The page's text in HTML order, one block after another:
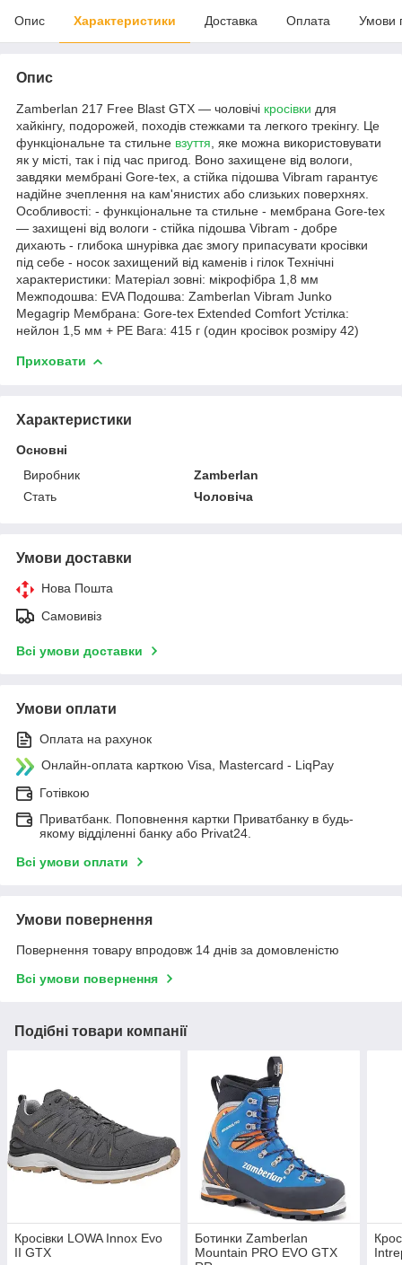
Опис Характеристики Доставка Оплата Умови
Опис
Zamberlan 217 Free Blast GTX — чоловічі кросівки для
хайкінгу, подорожей, походів стежками та легкого трекінгу. Це
функціональне та стильне взуття , яке можна використовувати
як у місті, так і під час пригод. Воно захищене від вологи,
завдяки мембрані Gore-tex, а стійка підошва Vibram гарантує
надійне зчеплення на кам'янистих або слизьких поверхнях.
Особливості: - функціональне та стильне - мембрана Gore-tex
— захищені від вологи - стійка підошва Vibram - добре
дихають - глибока шнурівка дає змогу припасувати кросівки
під себе - носок захищений від каменів і гілок Технічні
характеристики: Матеріал зовні: мікрофібра 1,8 мм
Межподошва: EVA Подошва: Zamberlan Vibram Junko
Megagrip Мембрана: Gore-tex Extended Comfort Устілка:
нейлон 1,5 мм + PE Вага: 415 г (один кросівок розміру 42)
Приховати
Характеристики
Основні
Виробник
Zamberlan
Стать
Чоловіча
Умови доставки
Нова Пошта
Самовивіз
Всі умови доставки
Умови оплати
Оплата на рахунок
Онлайн-оплата карткою Visa, Mastercard - LiqPay
Готівкою
Приватбанк. Поповнення картки Приватбанку в будь-
якому відділенні банку або Privat24.
Всі умови оплати
Умови повернення
Повернення товару впродовж 14 днів за домовленістю
Всі умови повернення
Подібні товари компанії
Кросівки LOWA Innox Evo
II GTX
Ботинки Zamberlan
Mountain PRO EVO GTX